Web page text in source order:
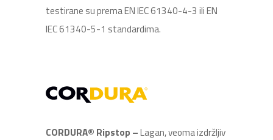
testirane su prema EN IEC 61340-4-3 ili EN
IEC 61340-5-1 standardima.
CORDURA® Ripstop –Lagan, veoma izdržljiv